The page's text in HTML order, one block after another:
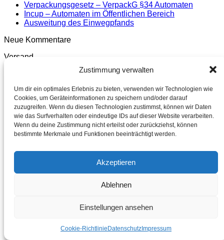
Zustimmung verwalten
Um dir ein optimales Erlebnis zu bieten, verwenden wir Technologien wie
Cookies, um Geräteinformationen zu speichern und/oder darauf
zuzugreifen. Wenn du diesen Technologien zustimmst, können wir Daten
wie das Surfverhalten oder eindeutige IDs auf dieser Website verarbeiten.
Wenn du deine Zustimmung nicht erteilst oder zurückziehst, können
bestimmte Merkmale und Funktionen beeinträchtigt werden.
Akzeptieren
Ablehnen
Einstellungen ansehen
Cookie-Richtlinie Datenschutz Impressum
Verpackungsgesetz – VerpackG §34 Automaten
Incup – Automaten im Öffentlichen Bereich
Ausweitung des Einwegpfands
Neue Kommentare
Versand